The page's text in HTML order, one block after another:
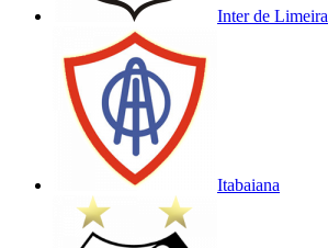
Inter de Limeira
Itabaiana